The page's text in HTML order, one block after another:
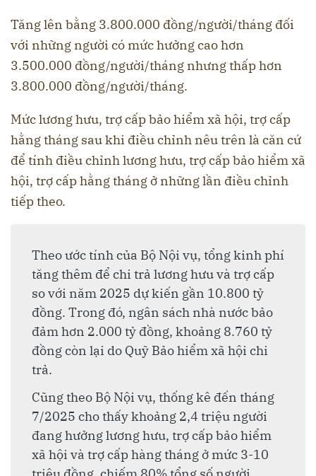
Tăng lên bằng 3.800.000 đồng/người/tháng đối
với những người có mức hưởng cao hơn
3.500.000 đồng/người/tháng nhưng thấp hơn
3.800.000 đồng/người/tháng.
Mức lương hưu, trợ cấp bảo hiểm xã hội, trợ cấp
hằng tháng sau khi điều chỉnh nêu trên là căn cứ
để tính điều chỉnh lương hưu, trợ cấp bảo hiểm xã
hội, trợ cấp hằng tháng ở những lần điều chỉnh
tiếp theo.
Theo ước tính của Bộ Nội vụ, tổng kinh phí
tăng thêm để chi trả lương hưu và trợ cấp
so với năm 2025 dự kiến gần 10.800 tỷ
đồng. Trong đó, ngân sách nhà nước bảo
đảm hơn 2.000 tỷ đồng, khoảng 8.760 tỷ
đồng còn lại do Quỹ Bảo hiểm xã hội chi
trả.
Cũng theo Bộ Nội vụ, thống kê đến tháng
7/2025 cho thấy khoảng 2,4 triệu người
đang hưởng lương hưu, trợ cấp bảo hiểm
xã hội và trợ cấp hàng tháng ở mức 3-10